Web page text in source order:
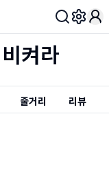
켜라
줄거리 리뷰